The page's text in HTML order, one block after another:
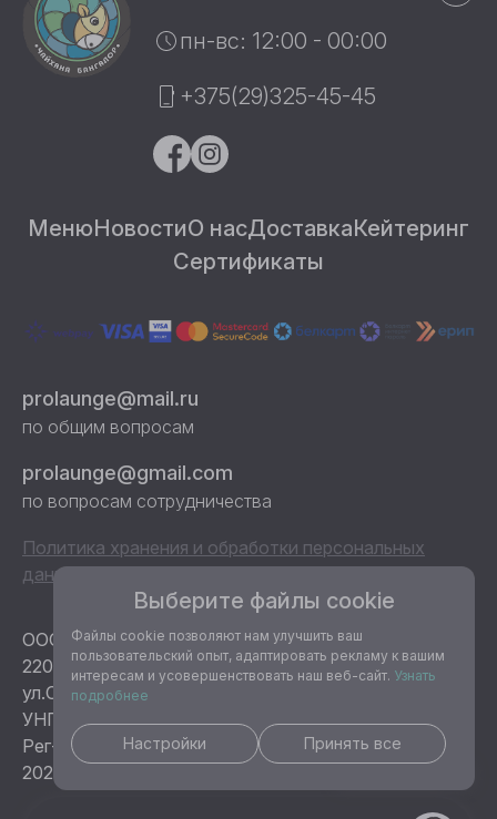
ООО «ПроЛаунж»
220100, г.Минск, Республика Беларусь,
ул.Сурганова, 61-64
УНП 193368204
Рег-ция в торг.реестре № 471958 от 27 января
2020г.
МенюНовостиО насДоставкаКейтеринг
Сертификаты
пн-вс: 12:00 - 00:00
+375(29)325-45-45
prolaunge@mail.ru
по общим вопросам
prolaunge@gmail.com
по вопросам сотрудничества
Политика хранения и обработки персональных
данных и cookies
Выберите файлы cookie
Файлы cookie позволяют нам улучшить ваш
пользовательский опыт, адаптировать рекламу к вашим
интересам и усовершенствовать наш веб-сайт. Узнать
подробнее
Настройки Принять все